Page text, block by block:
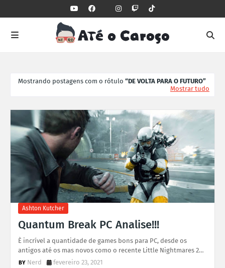
Mostrando postagens com o rótulo
DE VOLTA PARA O FUTURO
Mostrar tudo
Ashton Kutcher
Quantum Break PC Analise!!!
È incrível a quantidade de games bons para PC, desde os
antigos até os mas novos como o recente Little Nightmares 2…
Nerd
fevereiro 23, 2021